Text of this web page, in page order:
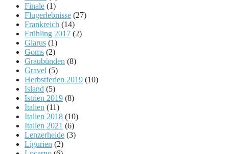
Finale (1)
Flugerlebnisse (27)
Frankreich (14)
Frühling 2017 (2)
Glarus (1)
Goms (2)
Graubünden (8)
Gravel (5)
Herbstferien 2019 (10)
Island (5)
Istrien 2019 (8)
Italien (11)
Italien 2018 (10)
Italien 2021 (6)
Lenzerheide (3)
Ligurien (2)